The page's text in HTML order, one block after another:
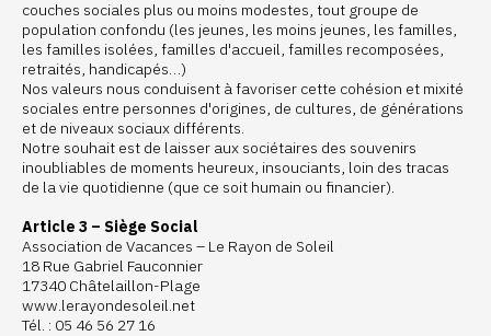
couches sociales plus ou moins modestes, tout groupe de
population confondu (les jeunes, les moins jeunes, les familles,
les familles isolées, familles d'accueil, familles recomposées,
retraités, handicapés…)
Nos valeurs nous conduisent à favoriser cette cohésion et mixité
sociales entre personnes d'origines, de cultures, de générations
et de niveaux sociaux différents.
Notre souhait est de laisser aux sociétaires des souvenirs
inoubliables de moments heureux, insouciants, loin des tracas
de la vie quotidienne (que ce soit humain ou financier).
Article 3 – Siège Social
Association de Vacances – Le Rayon de Soleil
18 Rue Gabriel Fauconnier
17340 Châtelaillon-Plage
www.lerayondesoleil.net
Tél. : 05 46 56 27 16